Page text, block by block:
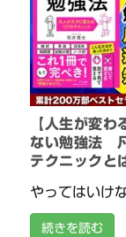
【人生が変
ない勉強法
テクニックと
やってはいけ
続きを読む